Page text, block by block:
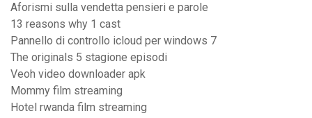
Aforismi sulla vendetta pensieri e parole
13 reasons why 1 cast
Pannello di controllo icloud per windows 7
The originals 5 stagione episodi
Veoh video downloader apk
Mommy film streaming
Hotel rwanda film streaming